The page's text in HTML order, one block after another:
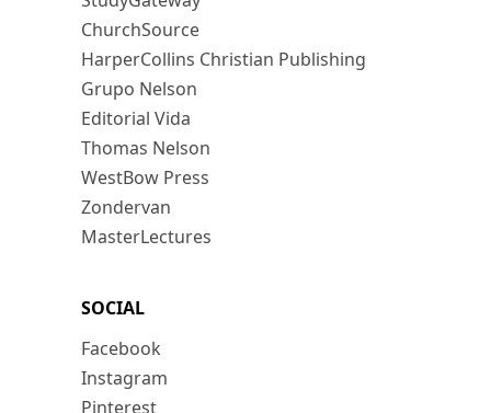
ChurchSource
HarperCollins Christian Publishing
Grupo Nelson
Editorial Vida
Thomas Nelson
WestBow Press
Zondervan
MasterLectures
SOCIAL
Facebook
Instagram
Pinterest